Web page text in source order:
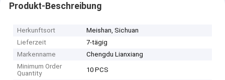
Produkt-Beschreibung
Herkunftsort
Meishan, Sichuan
Lieferzeit
7-tägig
Markenname
Chengdu Lianxiang
Minimum Order
Quantity
10 PCS